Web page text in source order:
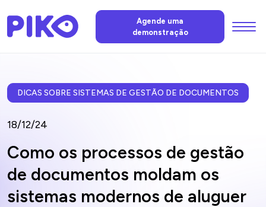
Agende uma
demonstração
DICAS SOBRE SISTEMAS DE GESTÃO DE DOCUMENTOS
18/12/24
Como os processos de gestão
de documentos moldam os
sistemas modernos de aluguer
IA da PIKO
Notícias